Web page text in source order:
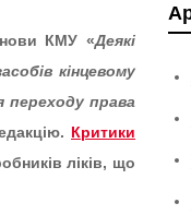
КМУ «Деякі
кінцевому
переходу права
Критики
ліків, що